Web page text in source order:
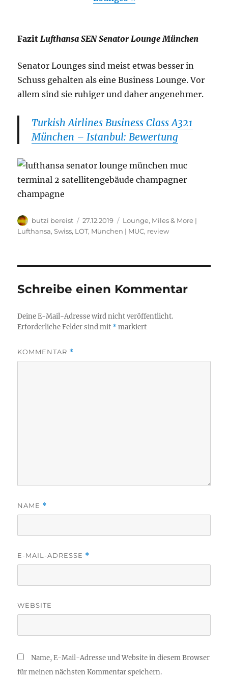
Fazit Lufthansa SEN Senator Lounge München
Senator Lounges sind meist etwas besser in
Schuss gehalten als eine Business Lounge. Vor
allem sind sie ruhiger und daher angenehmer.
Turkish Airlines Business Class A321
München – Istanbul: Bewertung
Autor
butzi bereist
Veröffentlicht
am
27.12.2019 Kategorien
Lounge, Miles & More |
Lufthansa, Swiss, LOT, München | MUC, review
Schreibe einen Kommentar
Deine E-Mail-Adresse wird nicht veröffentlicht.
Erforderliche Felder sind mit *markiert
KOMMENTAR *
NAME *
E-MAIL-ADRESSE *
WEBSITE
Name, E-Mail-Adresse und Website in diesem Browser
für meinen nächsten Kommentar speichern.